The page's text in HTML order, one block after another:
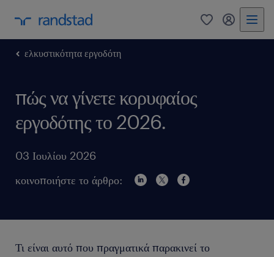
0 my
ελκυστικότητα εργοδότη
πώς να γίνετε κορυφαίος
εργοδότης το 2026.
03 Ιουλίου 2026
κοινοποιήστε το άρθρο:
Τι είναι αυτό που πραγματικά παρακινεί το